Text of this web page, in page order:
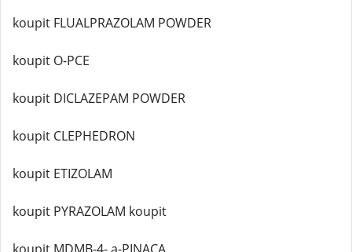
koupit FLUALPRAZOLAM POWDER
koupit O-PCE
koupit DICLAZEPAM POWDER
koupit CLEPHEDRON
koupit ETIZOLAM
koupit PYRAZOLAM koupit